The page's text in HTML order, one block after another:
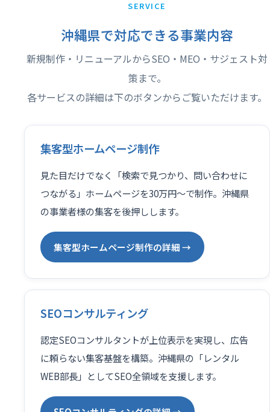
SERVICE
沖縄県で対応できる事業内容
新規制作・リニューアルからSEO・MEO・サジェスト対
策まで。
各サービスの詳細は下のボタンからご覧いただけます。
集客型ホームページ制作
見た目だけでなく「検索で見つかり、問い合わせに
つながる」ホームページを30万円〜で制作。沖縄県
の事業者様の集客を後押しします。
集客型ホームページ制作の詳細 →
SEOコンサルティング
認定SEOコンサルタントが上位表示を実現し、広告
に頼らない集客基盤を構築。沖縄県の「レンタル
WEB部長」としてSEO全領域を支援します。